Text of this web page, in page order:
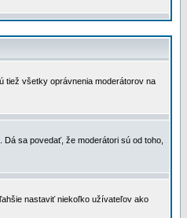
tiež všetky oprávnenia moderátorov na
sa povedať, že moderátori sú od toho,
nastaviť niekoľko užívateľov ako